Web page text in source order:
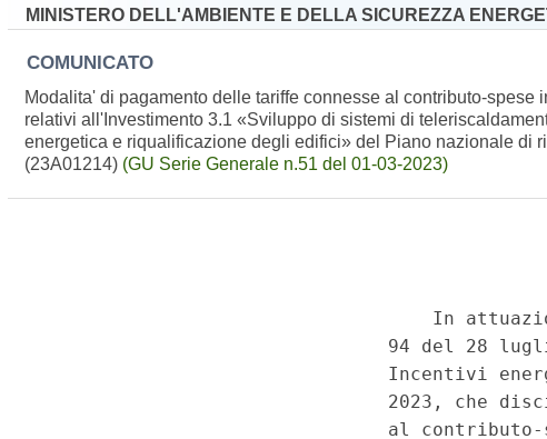
MINISTERO DELL'AMBIENTE E DELLA SICUREZZA
COMUNICATO
Modalita' di pagamento delle tariffe connesse al contributo-
relativi all'Investimento 3.1 «Sviluppo di sistemi di
energetica e riqualificazione degli edifici» del Piano nazionale di
(23A01214) (GU Serie Generale n.51 del 01-03-2023)